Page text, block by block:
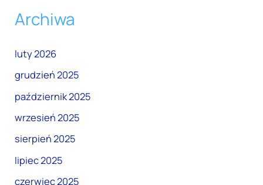
Archiwa
luty 2026
grudzień 2025
październik 2025
wrzesień 2025
sierpień 2025
lipiec 2025
czerwiec 2025